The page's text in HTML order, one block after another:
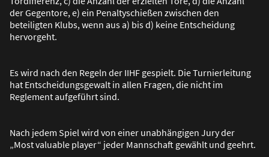
der Gegentore, e) ein Penaltyschießen zwischen den
beteiligten Klubs, wenn aus a) bis d) keine Entscheidung
hervorgeht.
Es wird nach den Regeln der IIHF gespielt. Die Turnierleitung
hat Entscheidungsgewalt in allen Fragen, die nicht im
Reglement aufgeführt sind.
Nach jedem Spiel wird von einer unabhängigen Jury der
„Most valuable player“ jeder Mannschaft gewählt und geehrt.